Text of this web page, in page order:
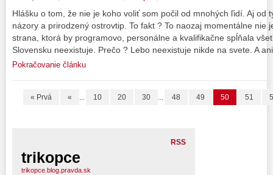
Hlášku o tom, že nie je koho voliť som počil od mnohých ľidí. Aj od
názory a prirodzený ostrovtip. To fakt ? To naozaj momentálne nie
strana, ktorá by programovo, personálne a kvalifikačne spĺňala
Slovensku neexistuje. Prečo ? Lebo neexistuje nikde na svete. A
Pokračovanie článku
« Prvá « ... 10 20 30 ... 48 49 50 51
RSS
trikopce
trikopce.blog.pravda.sk